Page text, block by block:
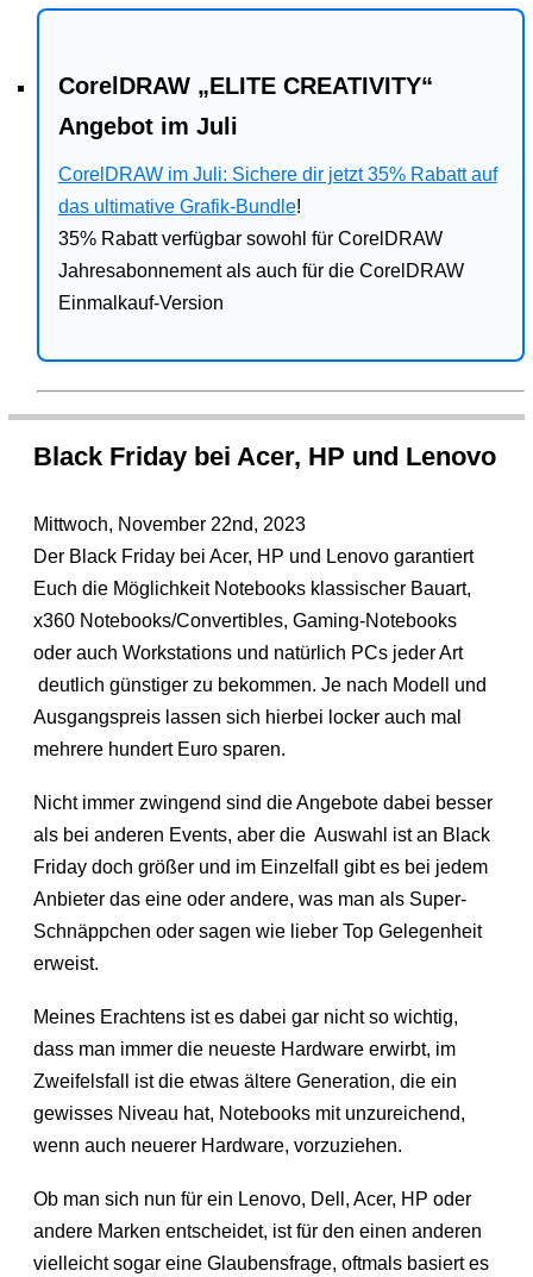
CorelDRAW „ELITE CREATIVITY“
Angebot im Juli
CorelDRAW im Juli: Sichere dir jetzt 35% Rabatt auf
das ultimative Grafik-Bundle!
35% Rabatt verfügbar sowohl für CorelDRAW
Jahresabonnement als auch für die CorelDRAW
Einmalkauf-Version
Black Friday bei Acer, HP und Lenovo
Mittwoch, November 22nd, 2023
Der Black Friday bei Acer, HP und Lenovo garantiert
Euch die Möglichkeit Notebooks klassischer Bauart,
x360 Notebooks/Convertibles, Gaming-Notebooks
oder auch Workstations und natürlich PCs jeder Art
deutlich günstiger zu bekommen. Je nach Modell und
Ausgangspreis lassen sich hierbei locker auch mal
mehrere hundert Euro sparen.
Nicht immer zwingend sind die Angebote dabei besser
als bei anderen Events, aber die Auswahl ist an Black
Friday doch größer und im Einzelfall gibt es bei jedem
Anbieter das eine oder andere, was man als Super-
Schnäppchen oder sagen wie lieber Top Gelegenheit
erweist.
Meines Erachtens ist es dabei gar nicht so wichtig,
dass man immer die neueste Hardware erwirbt, im
Zweifelsfall ist die etwas ältere Generation, die ein
gewisses Niveau hat, Notebooks mit unzureichend,
wenn auch neuerer Hardware, vorzuziehen.
Ob man sich nun für ein Lenovo, Dell, Acer, HP oder
andere Marken entscheidet, ist für den einen anderen
vielleicht sogar eine Glaubensfrage, oftmals basiert es